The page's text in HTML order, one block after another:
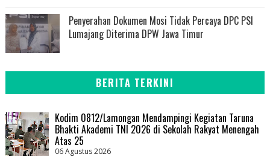
Penyerahan Dokumen Mosi Tidak Percaya DPC PSI
Lumajang Diterima DPW Jawa Timur
BERITA TERKINI
Kodim 0812/Lamongan Mendampingi Kegiatan Taruna
Bhakti Akademi TNI 2026 di Sekolah Rakyat Menengah
Atas 25
06 Agustus 2026